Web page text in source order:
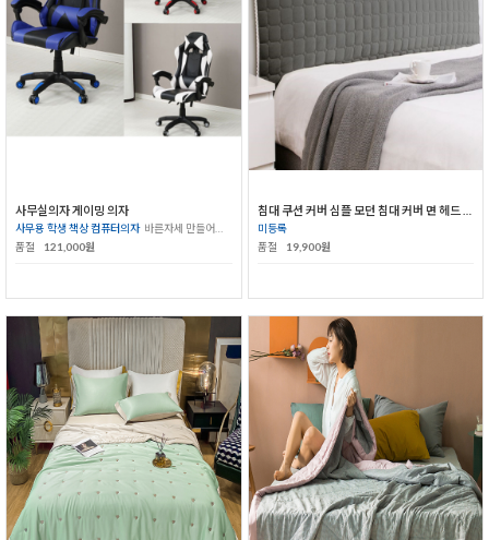
사무실의자 게이밍 의자
사무용 학생 책상 컴퓨터의자 바른자세 만들어주는 의자
품절
121,000원
미등록
품절
19,900원